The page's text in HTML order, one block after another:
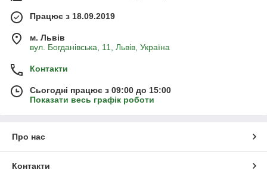
Працює з 18.09.2019
м. Львів
вул. Богданівська, 11, Львів, Україна
Контакти
Сьогодні працює з 09:00 до 15:00
Показати весь графік роботи
Про нас
Контакти